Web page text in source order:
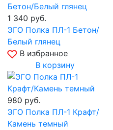
1 340 руб.
ЭГО Полка ПЛ-1 Бетон/
Белый глянец
В избранное
В корзину
980 руб.
ЭГО Полка ПЛ-1 Крафт/
Камень темный